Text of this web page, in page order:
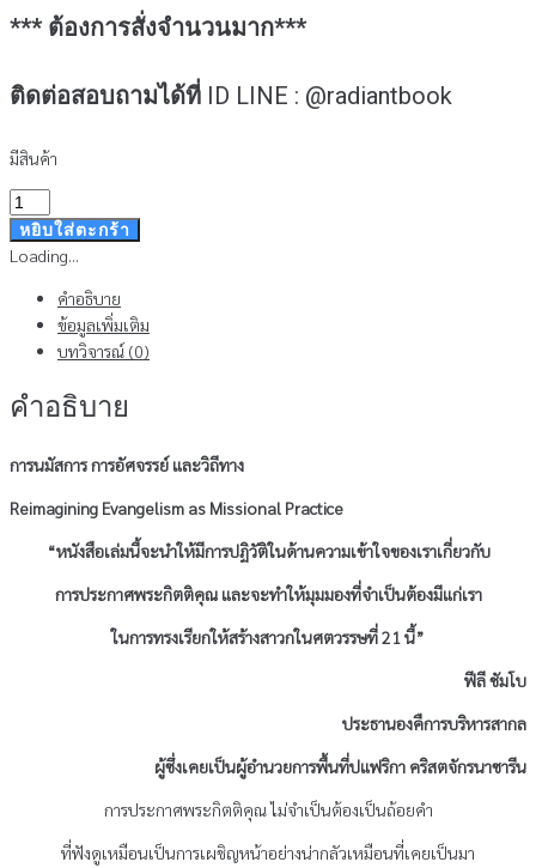
*** ต้องการสั่งจำนวนมาก***
ติดต่อสอบถามได้ที่ ID LINE : @radiantbook
มีสินค้า
จำนวน
การ
นมัสการ
อัศจรรย์
ชิ้น
หยิบใส่ตะกร้า
Loading...
คำอธิบาย
ข้อมูลเพิ่มเติม
บทวิจารณ์ (0)
คำอธิบาย
การนมัสการ การอัศจรรย์ และวิถีทาง
Reimagining Evangelism as Missional Practice
“หนังสือเล่มนี้จะนำให้มีการปฏิวัติในด้านความเข้าใจของเราเกี่ยวกับ
การประกาศพระกิตติคุณ และจะทำให้มุมมองที่จำเป็นต้องมีแก่เรา
ในการทรงเรียกให้สร้างสาวกในศตวรรษที่ 21 นี้”
ฟีลี ชัมโบ
ประธานองคืการบริหารสากล
ผู้ซึ่งเคยเป็นผู้อำนวยการพื้นที่ปแฟริกา คริสตจักรนาซารีน
การประกาศพระกิตติคุณ ไม่จำเป็นต้องเป็นถ้อยคำ
ที่ฟังดูเหมือนเป็นการเผชิญหน้าอย่างน่ากลัวเหมือนที่เคยเป็นมา